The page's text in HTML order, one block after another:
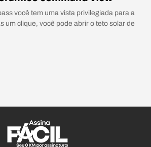
você tem uma vista privilegiada para a
um clique, você pode abrir o teto solar de